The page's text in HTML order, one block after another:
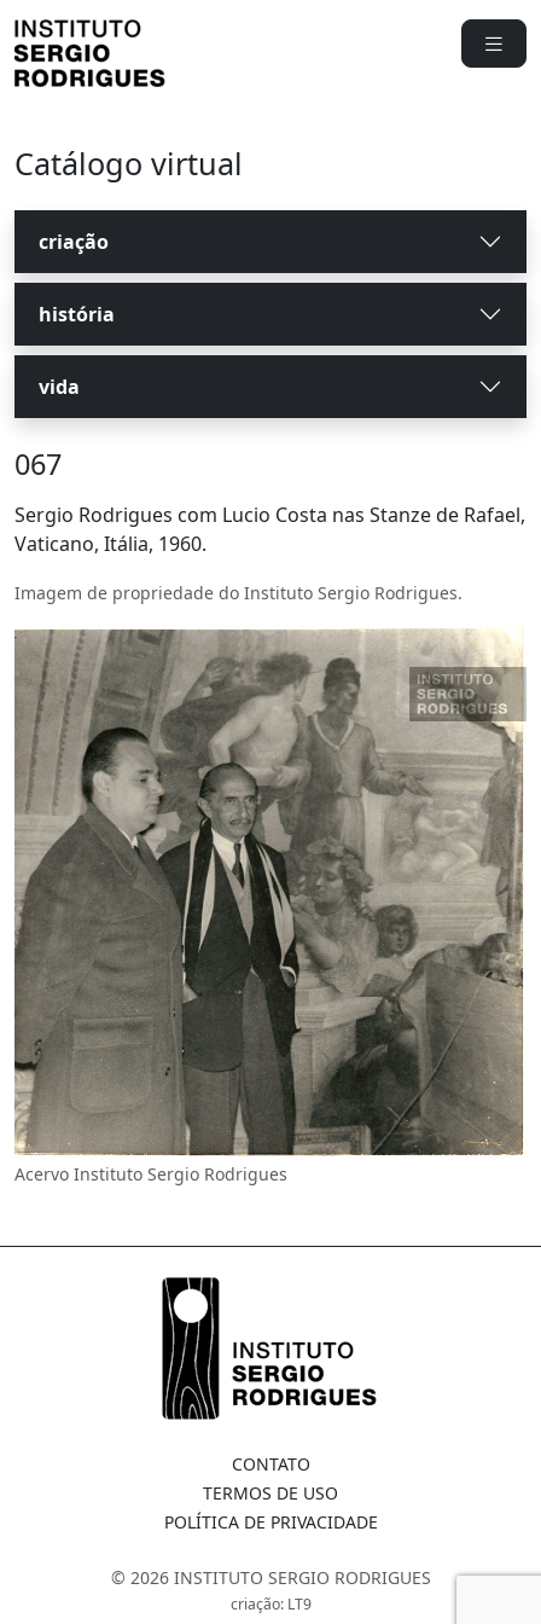
Catálogo virtual
criação
história
vida
067
Sergio Rodrigues com Lucio Costa nas Stanze de Rafael,
Vaticano, Itália, 1960.
Imagem de propriedade do Instituto Sergio Rodrigues.
Acervo Instituto Sergio Rodrigues
CONTATO
TERMOS DE USO
POLÍTICA DE PRIVACIDADE
© 2026 INSTITUTO SERGIO RODRIGUES
criação: LT9